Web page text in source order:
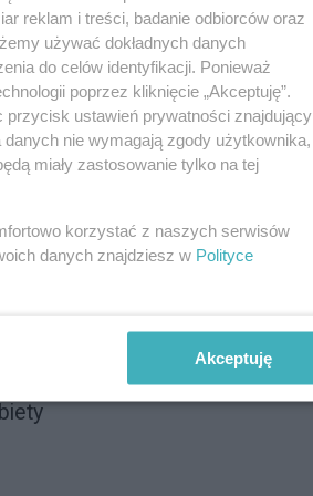
reklam i treści, badanie odbiorców oraz
używać dokładnych danych
do celów identyfikacji. Ponieważ
poprzez kliknięcie „Akceptuję”.
ustawień prywatności znajdujący
nie wymagają zgody użytkownika,
miały zastosowanie tylko na tej
korzystać z naszych serwisów
danych znajdziesz w Polityce
Akceptuję